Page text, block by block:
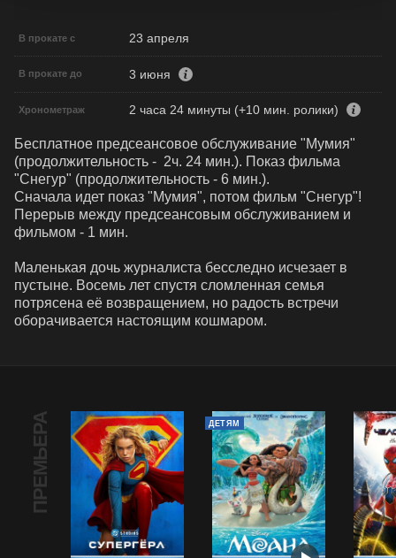
В прокате с 23 апреля
В прокате до 3 июня
Хронометраж 2 часа 24 минуты (+10 мин. ролики)
Бесплатное предсеансовое обслуживание "Мумия"
(продолжительность -  2ч. 24 мин.). Показ фильма
"Снегур" (продолжительность - 6 мин.).
Сначала идет показ "Мумия", потом фильм "Снегур"!
Перерыв между предсеансовым обслуживанием и
фильмом - 1 мин.
Маленькая дочь журналиста бесследно исчезает в
пустыне. Восемь лет спустя сломленная семья
потрясена её возвращением, но радость встречи
оборачивается настоящим кошмаром.
ПРЕМЬЕРА ДЕТЯМ